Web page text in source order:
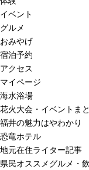
イベント
グルメ
おみやげ
宿泊予約
アクセス
マイページ
海水浴場
花火大会・イベントま
福井の魅力はやわかり
恐竜ホテル
地元在住ライター記事
県民オススメグルメ・